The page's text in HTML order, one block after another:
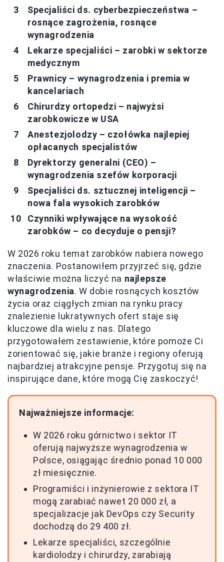
Specjaliści ds. cyberbezpieczeństwa –
rosnące zagrożenia, rosnące
wynagrodzenia
Lekarze specjaliści – zarobki w sektorze
medycznym
Prawnicy – wynagrodzenia i premia w
kancelariach
Chirurdzy ortopedzi – najwyżsi
zarobkowicze w USA
Anestezjolodzy – czołówka najlepiej
opłacanych specjalistów
Dyrektorzy generalni (CEO) –
wynagrodzenia szefów korporacji
Specjaliści ds. sztucznej inteligencji –
nowa fala wysokich zarobków
Czynniki wpływające na wysokość
zarobków – co decyduje o pensji?
W 2026 roku temat zarobków nabiera nowego
znaczenia. Postanowiłem przyjrzeć się, gdzie
właściwie można liczyć na najlepsze
wynagrodzenia. W dobie rosnących kosztów
życia oraz ciągłych zmian na rynku pracy
znalezienie lukratywnych ofert staje się
kluczowe dla wielu z nas. Dlatego
przygotowałem zestawienie, które pomoże Ci
zorientować się, jakie branże i regiony oferują
najbardziej atrakcyjne pensje. Przygotuj się na
inspirujące dane, które mogą Cię zaskoczyć!
Najważniejsze informacje:
W 2026 roku górnictwo i sektor IT
oferują najwyższe wynagrodzenia w
Polsce, osiągając średnio ponad 10 000
zł miesięcznie.
Programiści i inżynierowie z sektora IT
mogą zarabiać nawet 20 000 zł, a
specjalizacje jak DevOps czy Security
dochodzą do 29 400 zł.
Lekarze specjaliści, szczególnie
kardiolodzy i chirurdzy, zarabiają